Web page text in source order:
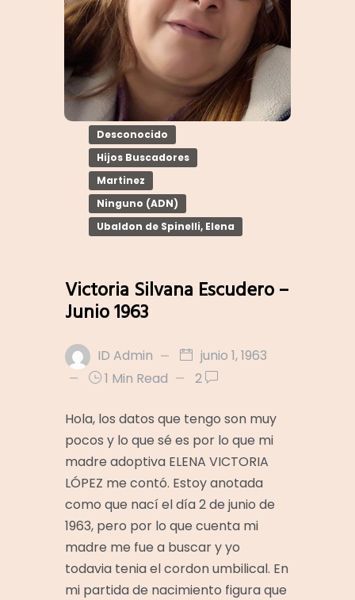
Desconocido
Hijos Buscadores
Martinez
Ninguno (ADN)
Ubaldon de Spinelli, Elena
Victoria Silvana Escudero –
Junio 1963
ID Admin
junio 1, 1963
1 Min Read
2
Hola, los datos que tengo son muy
pocos y lo que sé es por lo que mi
madre adoptiva ELENA VICTORIA
LÓPEZ me contó. Estoy anotada
como que nací el día 2 de junio de
1963, pero por lo que cuenta mi
madre me fue a buscar y yo
todavia tenia el cordon umbilical. En
mi partida de nacimiento figura que